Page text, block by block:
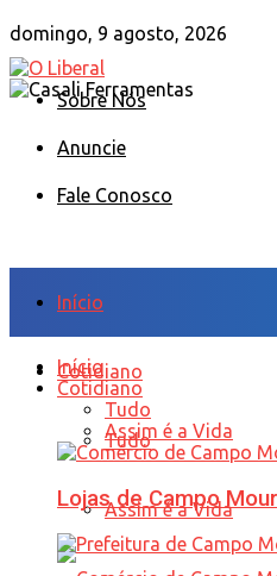
domingo, 9 agosto, 2026
Sobre Nós
Anuncie
Fale Conosco
Início
Cotidiano
Tudo
Assim é a Vida
Início
Cotidiano
Tudo
Assim é a Vida
Lojas de Campo